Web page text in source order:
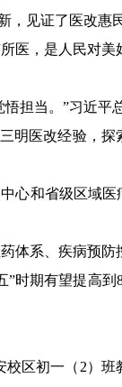
，见证了医改惠
医，是人民对
担当。”习近平
明医改经验，
心和省级区域
体系、疾病预
”时期有望提高
区初一（2）